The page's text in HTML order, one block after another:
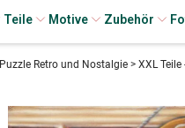
Teile Motive Zubehör
Puzzle Retro und Nostalgie > XXL